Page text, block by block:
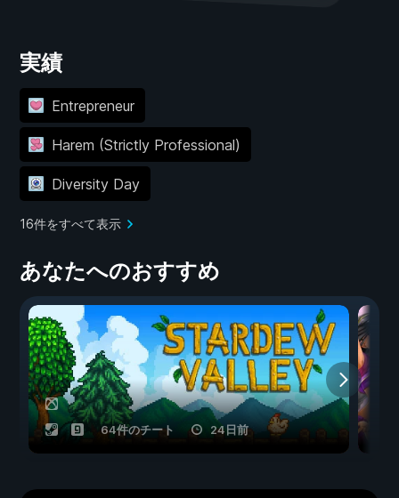
実績
Entrepreneur
Harem (Strictly Professional)
Diversity Day
16件をすべて表示
あなたへのおすすめ
64件のチート 24日前